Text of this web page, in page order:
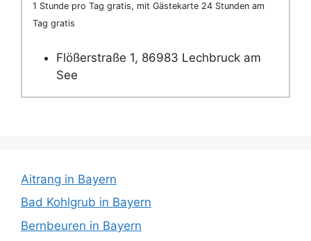
1 Stunde pro Tag gratis, mit Gästekarte 24 Stunden am
Tag gratis
Flößerstraße 1, 86983 Lechbruck am
See
Aitrang in Bayern
Bad Kohlgrub in Bayern
Bernbeuren in Bayern